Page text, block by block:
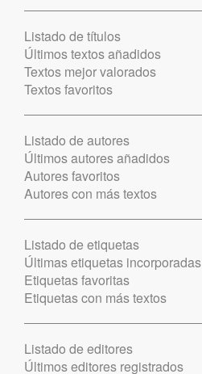
Listado de títulos
Últimos textos añadidos
Textos mejor valorados
Textos favoritos
Listado de autores
Últimos autores añadidos
Autores favoritos
Autores con más textos
Listado de etiquetas
Últimas etiquetas incorporadas
Etiquetas favoritas
Etiquetas con más textos
Listado de editores
Últimos editores registrados